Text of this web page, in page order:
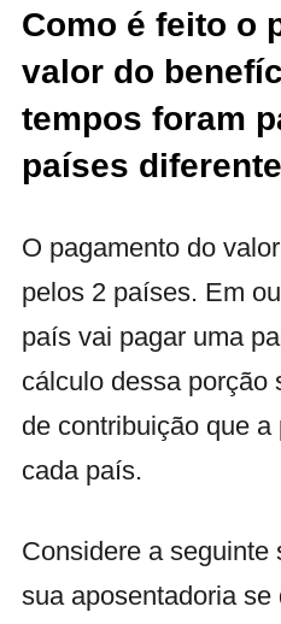
Como é feito o
valor do
tempos foram
países
O pagamento do
pelos 2 países. Em
país vai pagar uma
cálculo dessa porção
de contribuição que
cada país.
Considere a seguinte
sua aposentadoria